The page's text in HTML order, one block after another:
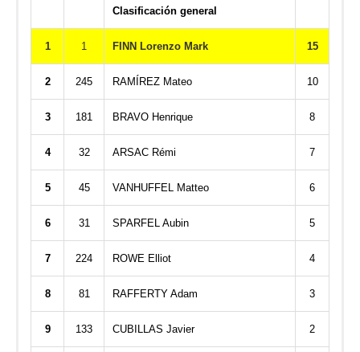
Clasificación general
1 1 FINN Lorenzo Mark 15
2 245 RAMÍREZ Mateo 10
3 181 BRAVO Henrique 8
4 32 ARSAC Rémi 7
5 45 VANHUFFEL Matteo 6
6 31 SPARFEL Aubin 5
7 224 ROWE Elliot 4
8 81 RAFFERTY Adam 3
9 133 CUBILLAS Javier 2